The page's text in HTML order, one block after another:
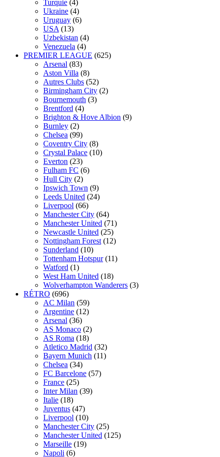
Turquie (4)
Ukraine (4)
Uruguay (6)
USA (13)
Uzbekistan (4)
Venezuela (4)
PREMIER LEAGUE (625)
Arsenal (83)
Aston Villa (8)
Autres Clubs (52)
Birmingham City (2)
Bournemouth (3)
Brentford (4)
Brighton & Hove Albion (9)
Burnley (2)
Chelsea (99)
Coventry City (8)
Crystal Palace (10)
Everton (23)
Fulham FC (6)
Hull City (2)
Ipswich Town (9)
Leeds United (24)
Liverpool (66)
Manchester City (64)
Manchester United (71)
Newcastle United (25)
Nottingham Forest (12)
Sunderland (10)
Tottenham Hotspur (11)
Watford (1)
West Ham United (18)
Wolverhampton Wanderers (3)
RÉTRO (696)
AC Milan (59)
Argentine (12)
Arsenal (36)
AS Monaco (2)
AS Roma (18)
Atletico Madrid (32)
Bayern Munich (11)
Chelsea (34)
FC Barcelone (57)
France (25)
Inter Milan (39)
Italie (18)
Juventus (47)
Liverpool (10)
Manchester City (25)
Manchester United (125)
Marseille (19)
Napoli (6)